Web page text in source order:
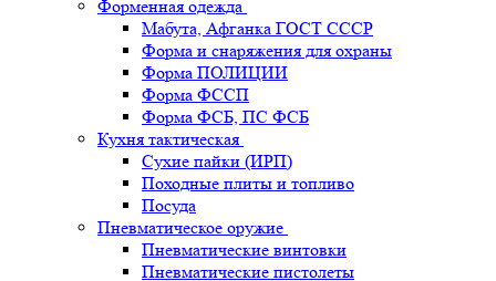
Форменная одежда
Мабута, Афганка ГОСТ СССР
Форма и снаряжения для охраны
Форма ПОЛИЦИИ
Форма ФССП
Форма ФСБ, ПС ФСБ
Кухня тактическая
Сухие пайки (ИРП)
Походные плиты и топливо
Посуда
Пневматическое оружие
Пневматические винтовки
Пневматические пистолеты